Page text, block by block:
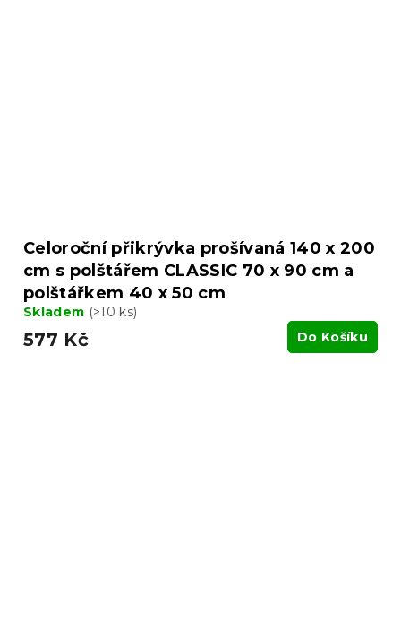
Celoroční přikrývka prošívaná 140 x 200
cm s polštářem CLASSIC 70 x 90 cm a
polštářkem 40 x 50 cm
Skladem (>10 ks)
577 Kč Do Košíku